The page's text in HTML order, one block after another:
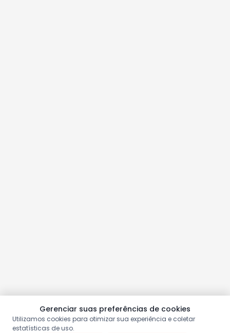
Gerenciar suas preferências de cookies
Utilizamos cookies para otimizar sua experiência e coletar
estatísticas de uso.